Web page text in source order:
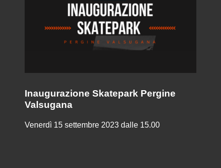
Inaugurazione Skatepark Pergine
Valsugana
Venerdì 15 settembre 2023 dalle 15.00